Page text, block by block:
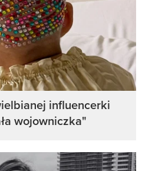
influencerki
wojowniczka"